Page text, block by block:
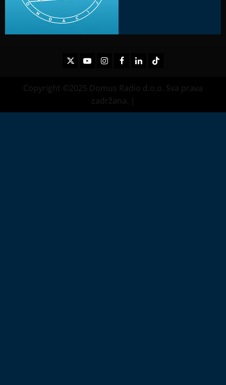
TwitterYoutubeInstagramFacebook
LinkedInTikTok
Copyright ©2025 Domus Radio d.o.o. Sva prava
zadržana. |